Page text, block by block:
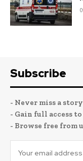
Subscribe
- Never miss a
- Gain full access
- Browse free from